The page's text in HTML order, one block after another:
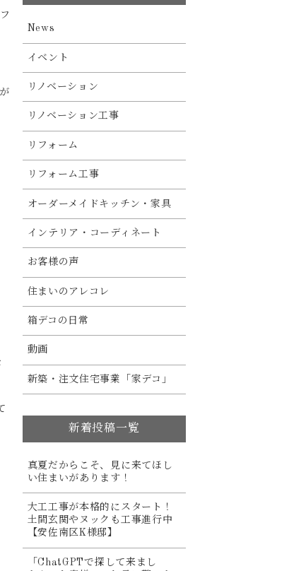
News
イベント
リノベーション
リノベーション工事
リフォーム
リフォーム工事
オーダーメイドキッチン・家具
インテリア・コーディネート
お客様の声
住まいのアレコレ
箱デコの日常
動画
新築・注文住宅事業「家デコ」
新着投稿一覧
真夏だからこそ、見に来てほし
い住まいがあります！
大工工事が本格的にスタート！
土間玄関やヌックも工事進行中
【安佐南区K様邸】
「ChatGPTで探して来まし